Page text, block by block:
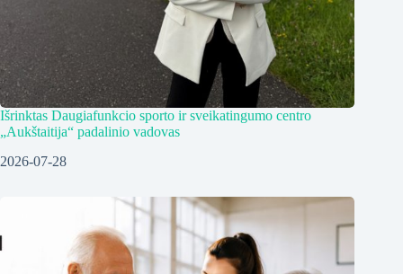
Išrinktas Daugiafunkcio sporto ir sveikatingumo centro
„Aukštaitija“ padalinio vadovas
2026-07-28